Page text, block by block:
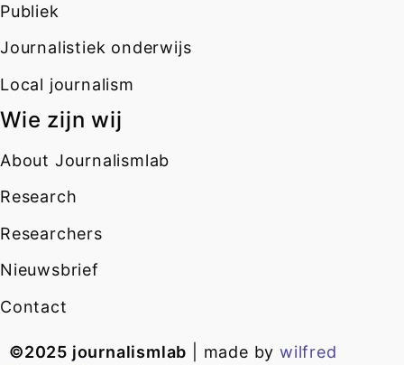
Publiek
Journalistiek onderwijs
Local journalism
Wie zijn wij
About Journalismlab
Research
Researchers
Nieuwsbrief
Contact
©2025 journalismlab | made bywilfred